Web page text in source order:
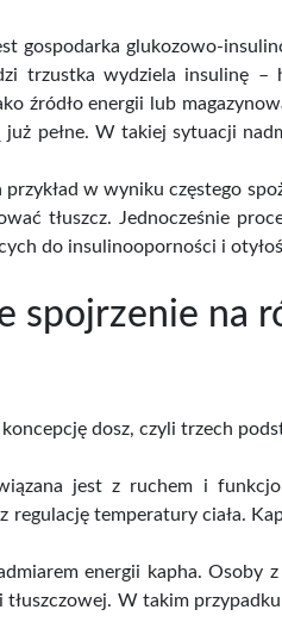
gospodarka glukozowo-
trzustka wydziela insulinę –
źródło energii lub
pełne. W takiej sytuacji
przykład w wyniku częstego
tłuszcz. Jednocześnie
do insulinooporności i
spojrzenie na
dosz, czyli trzech
jest z ruchem i
temperatury ciała.
energii kapha. Osoby
W takim